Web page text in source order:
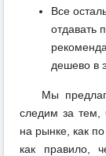
Все
отдавать
дешево в
Мы
следим за
на рынке, как
как правило,